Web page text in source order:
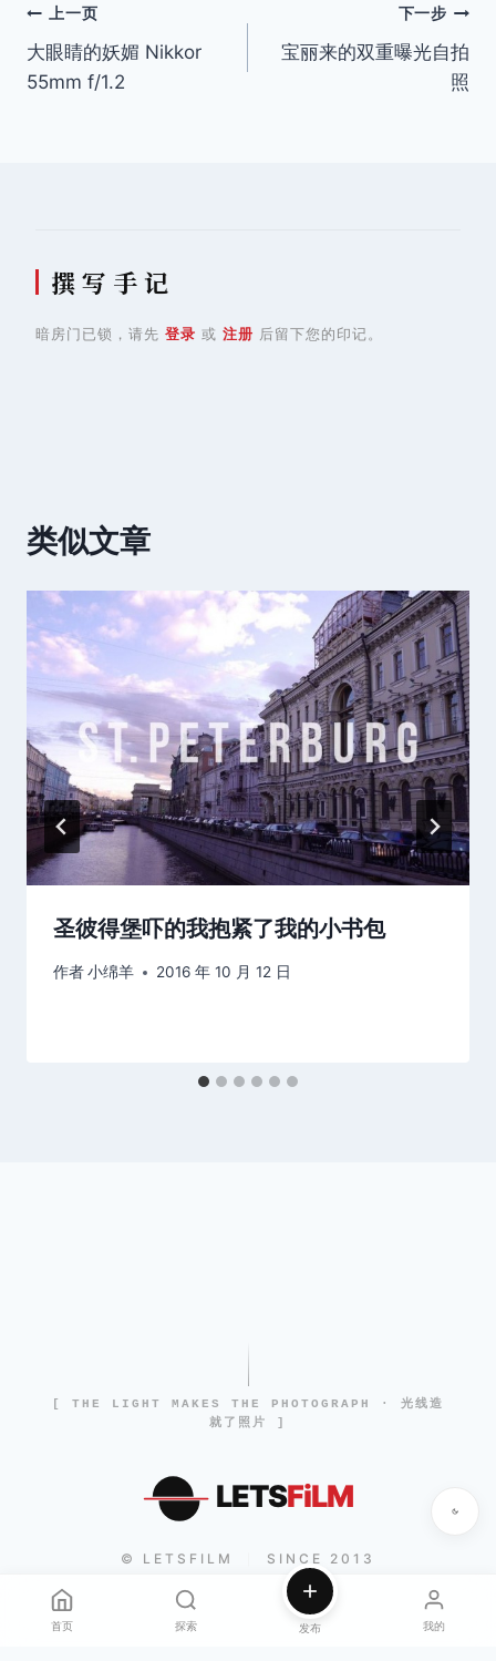
文
章
上一页
大眼睛的妖媚 Nikkor
55mm f/1.2
下一步
宝丽来的双重曝光自拍
照
撰 写 手 记
暗房门已锁，请先 登录 或 注册 后留下您的印记。
类似文章
圣彼得堡吓的我抱紧了我的小书包
作者小绵羊 2016 年 10 月 12 日
[ THE LIGHT MAKES THE PHOTOGRAPH · 光线造
就了照片 ]
LETSFiLM
© LETSFILM SINCE 2013
首页 探索 发布 我的